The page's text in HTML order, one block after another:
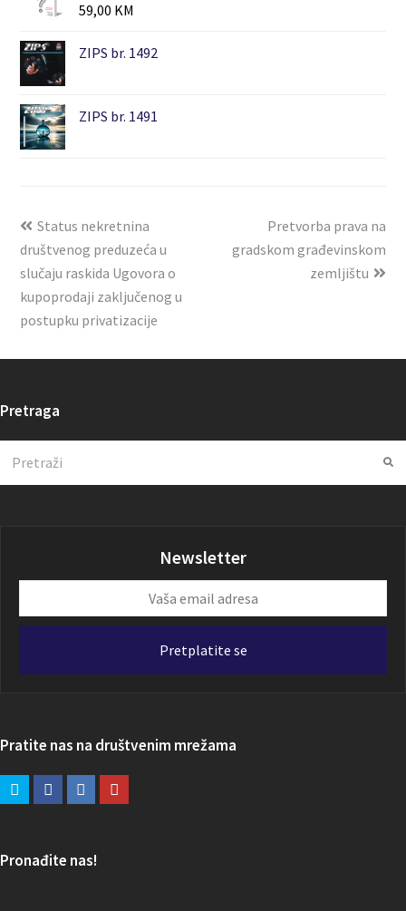
59,00 KM
ZIPS br. 1492
ZIPS br. 1491
Status nekretnina
društvenog preduzeća u
slučaju raskida Ugovora o
kupoprodaji zaključenog u
postupku privatizacije
Pretvorba prava na
gradskom građevinskom
zemljištu
Pretraga
Newsletter
email
Pretplatite se
Pratite nas na društvenim mrežama
Pronađite nas!